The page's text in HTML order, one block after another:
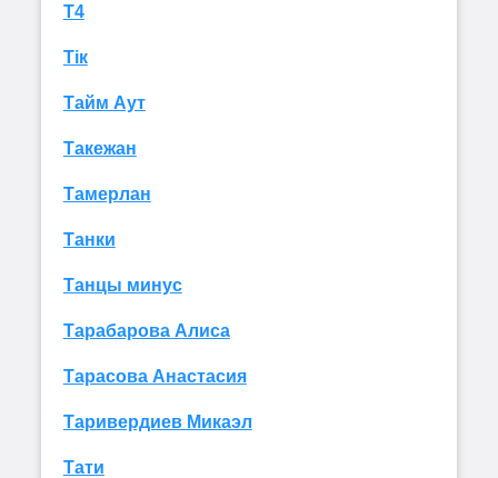
Т4
Тік
Тайм Аут
Такежан
Тамерлан
Танки
Танцы минус
Тарабарова Алиса
Тарасова Анастасия
Таривердиев Микаэл
Тати